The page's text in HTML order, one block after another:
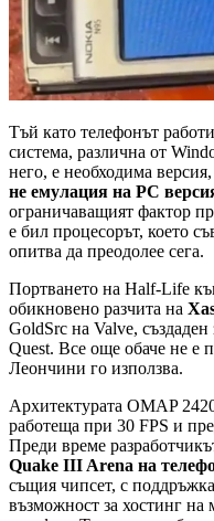
Тъй като телефонът
система, различна от
него, е необходима
не емулация на PC
ограничаващият фактор
е бил процесорът, което
опитва да преодолее сега.
Портването на Half-Life
обикновено разчита на
GoldSrc на Valve,
Quest. Все още обаче не е
Леончини го използва.
Архитектурата OMAP
работеща при 30 FPS и
Преди време
Quake III Arena на
същия чипсет, с
възможност за хостинг на